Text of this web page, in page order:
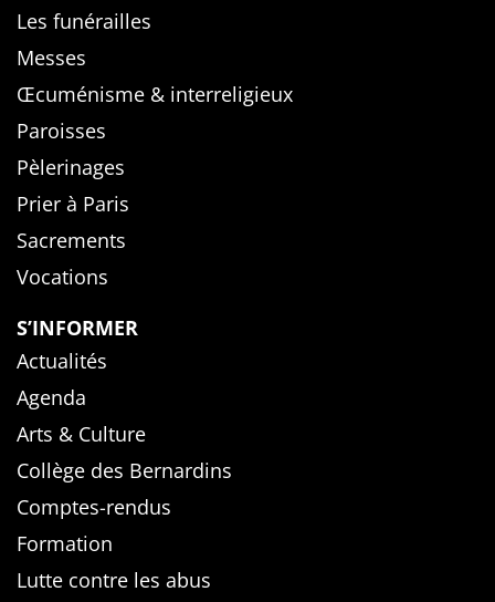
Les funérailles
Messes
Œcuménisme & interreligieux
Paroisses
Pèlerinages
Prier à Paris
Sacrements
Vocations
S’INFORMER
Actualités
Agenda
Arts & Culture
Collège des Bernardins
Comptes-rendus
Formation
Lutte contre les abus